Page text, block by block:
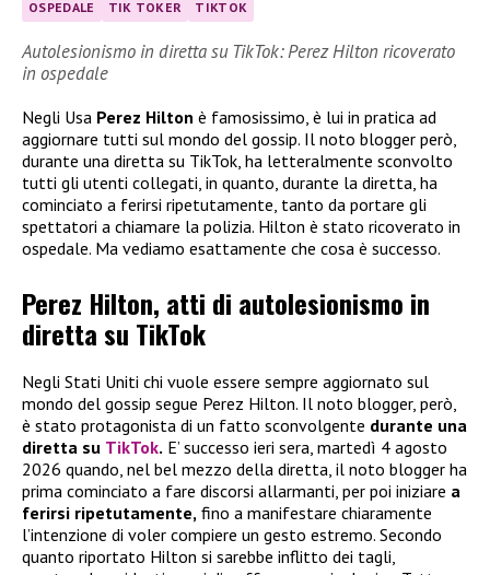
OSPEDALE TIK TOKER TIKTOK
Autolesionismo in diretta su TikTok: Perez Hilton ricoverato
in ospedale
Negli Usa Perez Hilton è famosissimo, è lui in pratica ad
aggiornare tutti sul mondo del gossip. Il noto blogger però,
durante una diretta su TikTok, ha letteralmente sconvolto
tutti gli utenti collegati, in quanto, durante la diretta, ha
cominciato a ferirsi ripetutamente, tanto da portare gli
spettatori a chiamare la polizia. Hilton è stato ricoverato in
ospedale. Ma vediamo esattamente che cosa è successo.
Perez Hilton, atti di autolesionismo in
diretta su TikTok
Negli Stati Uniti chi vuole essere sempre aggiornato sul
mondo del gossip segue Perez Hilton. Il noto blogger, però,
è stato protagonista di un fatto sconvolgente durante una
diretta su TikTok. E’ successo ieri sera, martedì 4 agosto
2026 quando, nel bel mezzo della diretta, il noto blogger ha
prima cominciato a fare discorsi allarmanti, per poi iniziare a
ferirsi ripetutamente, fino a manifestare chiaramente
l’intenzione di voler compiere un gesto estremo. Secondo
quanto riportato Hilton si sarebbe inflitto dei tagli,